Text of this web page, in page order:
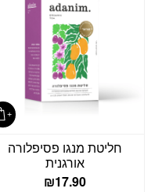
חליטת מנגו פסיפלורה
אורגנית
₪17.90